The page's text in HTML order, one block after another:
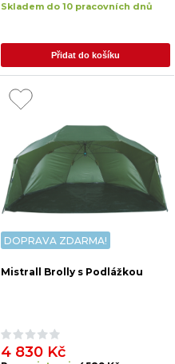
Skladem do 10 pracovních dnů
Přidat do košíku
DOPRAVA ZDARMA!
Mistrall Brolly s Podlážkou
4 830 Kč